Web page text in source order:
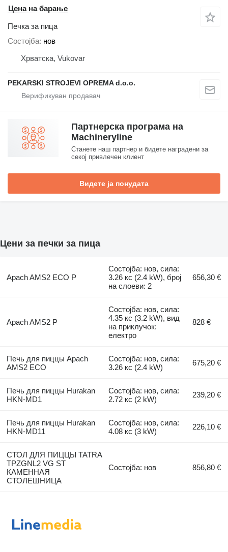
Цена на барање
Печка за пица
Состојба нов
Хрватска, Vukovar
PEKARSKI STROJEVI OPREMA d.o.o.
Партнерска програма на
Machineryline
Станете наш партнер и бидете наградени за
секој привлечен клиент
Видете ја понудата
Цени за печки за пица
Apach AMS2 ECO P
Состојба: нов, сила:
3.26 кс (2.4 kW), број
на слоеви: 2
656,30 €
Apach AMS2 P
Состојба: нов, сила:
4.35 кс (3.2 kW), вид
на приклучок:
електро
828 €
Печь для пиццы Apach
AMS2 ECO
Состојба: нов, сила:
3.26 кс (2.4 kW)
675,20 €
Печь для пиццы Hurakan
HKN-MD1
Состојба: нов, сила:
2.72 кс (2 kW)
239,20 €
Печь для пиццы Hurakan
HKN-MD11
Состојба: нов, сила:
4.08 кс (3 kW)
226,10 €
СТОЛ ДЛЯ ПИЦЦЫ TATRA
TPZGNL2 VG ST
КАМЕННАЯ
СТОЛЕШНИЦА
Состојба: нов 856,80 €